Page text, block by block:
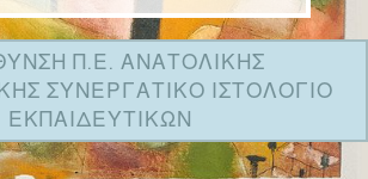
Π.Ε. ΑΝΑΤΟΛΙΚΗΣ
ΣΥΝΕΡΓΑΤΙΚΟ ΙΣΤΟΛΟΓΙΟ
ΕΚΠΑΙΔΕΥΤΙΚΩΝ